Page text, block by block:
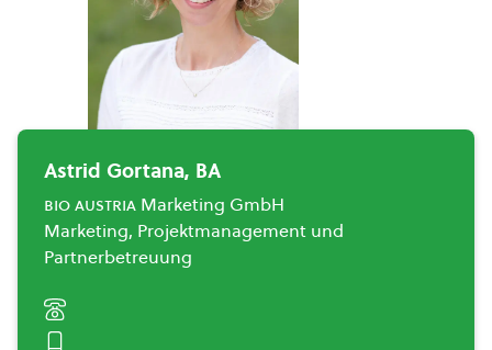
Astrid Gortana, BA
bio austria Marketing GmbH
Marketing, Projektmanagement und
Partnerbetreuung